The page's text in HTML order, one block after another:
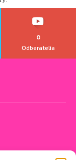
0
Odberatelia